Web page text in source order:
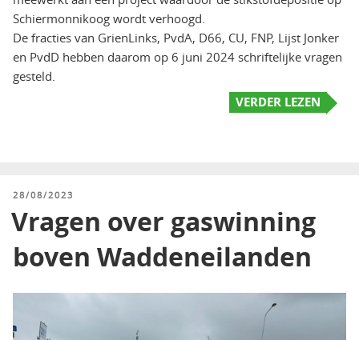
Schiermonnikoog wordt verhoogd.
De fracties van GrienLinks, PvdA, D66, CU, FNP, Lijst Jonker
en PvdD hebben daarom op 6 juni 2024 schriftelijke vragen
gesteld.
VERDER LEZEN
GEPLAATST
28/08/2023
Vragen over gaswinning
boven Waddeneilanden